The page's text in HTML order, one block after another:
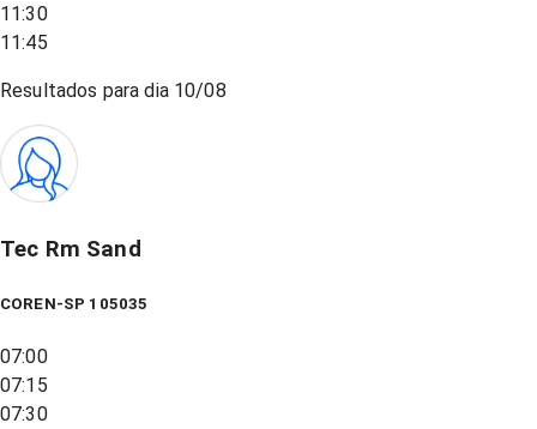
11:30
11:45
Resultados para dia 10/08
Tec Rm Sand
COREN-SP 105035
07:00
07:15
07:30